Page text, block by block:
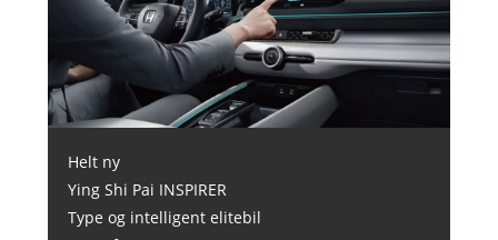
Helt ny
Ying Shi Pai INSPIRER
Type og intelligent elitebil